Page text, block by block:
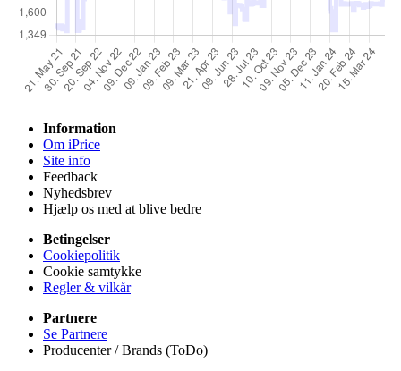
Information
Om iPrice
Site info
Feedback
Nyhedsbrev
Hjælp os med at blive bedre
Betingelser
Cookiepolitik
Cookie samtykke
Regler & vilkår
Partnere
Se Partnere
Producenter / Brands (ToDo)